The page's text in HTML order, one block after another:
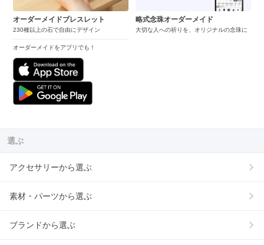
オーダーメイドブレスレット
230種以上の石で自由にデザイン
オーダーメイドをアプリでも！
略式念珠オーダーメイド
大切な人への祈りを、オリジナルの念珠に
選ぶ
アクセサリーから選ぶ
素材・パーツから選ぶ
ブランドから選ぶ